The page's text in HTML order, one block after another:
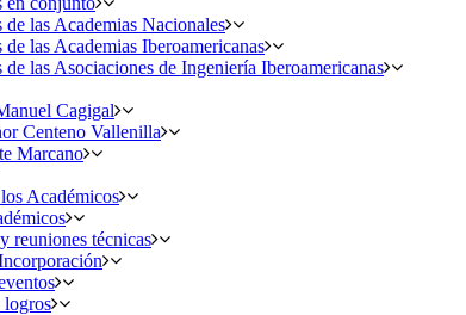
de las Academias Nacionales
de las Academias Iberoamericanas
de las Asociaciones de Ingeniería Iberoamericanas
Cagigal
Centeno Vallenilla
Marcano
Académicos
reuniones técnicas
logros